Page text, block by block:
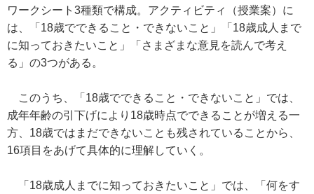
ワークシート3種類で構成。アクティビティ（授業案）に
は、「18歳でできること・できないこと」「18歳成人まで
に知っておきたいこと」「さまざまな意見を読んで考え
る」の3つがある。
このうち、「18歳でできること・できないこと」では、
成年年齢の引下げにより18歳時点でできることが増える一
方、18歳ではまだできないことも残されていることから、
16項目をあげて具体的に理解していく。
「18歳成人までに知っておきたいこと」では、「何をす